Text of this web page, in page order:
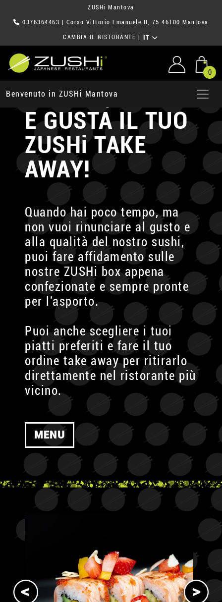
ZUSHi Mantova
0376364463 | Corso Vittorio Emanuele II, 75 46100 Mantova
CAMBIA IL RISTORANTE IT
0
Benvenuto in ZUSHi Mantova
ORDINA, PRENDI
E GUSTAIL TUO
ZUSHi TAKE
AWAY!
Quando hai poco tempo, ma
non vuoi rinunciare al gusto e
alla qualità del nostro sushi,
puoi fare affidamento sulle
nostre ZUSHi box appena
confezionate e sempre pronte
per l'asporto.
Puoi anche scegliere i tuoi
piatti preferiti e fare il tuo
ordine take away per ritirarlo
direttamente nel ristorante più
vicino.
MENU